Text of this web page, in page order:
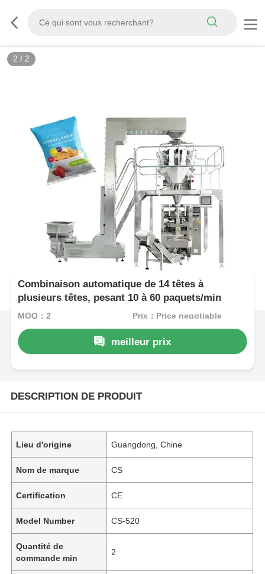
2 / 2
Combinaison automatique de 14 têtes à
plusieurs têtes, pesant 10 à 60 paquets/min
MOQ：2 Prix：Price negotiable
meilleur prix
DESCRIPTION DE PRODUIT
Lieu d'origine Guangdong, Chine
Nom de marque CS
Certification CE
Model Number CS-520
Quantité de
commande min
2